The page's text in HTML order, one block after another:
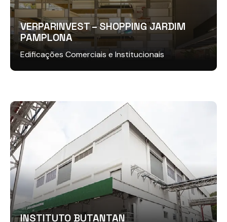
VERPARINVEST – SHOPPING JARDIM
PAMPLONA
Edificações Comerciais e Institucionais
INSTITUTO BUTANTAN